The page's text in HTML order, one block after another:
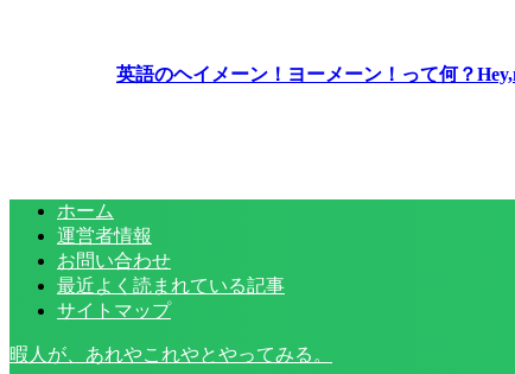
英語のヘイメーン！ヨーメーン！って何？
ホーム
運営者情報
お問い合わせ
最近よく読まれている記事
サイトマップ
暇人が、あれやこれやとやってみる。